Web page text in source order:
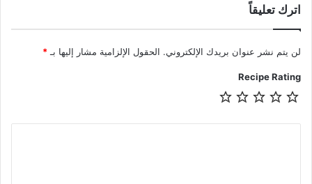
اترك تعليقاً
لن يتم نشر عنوان بريدك الإلكتروني. الحقول الإلزامية مشار إليها بـ*
Recipe Rating